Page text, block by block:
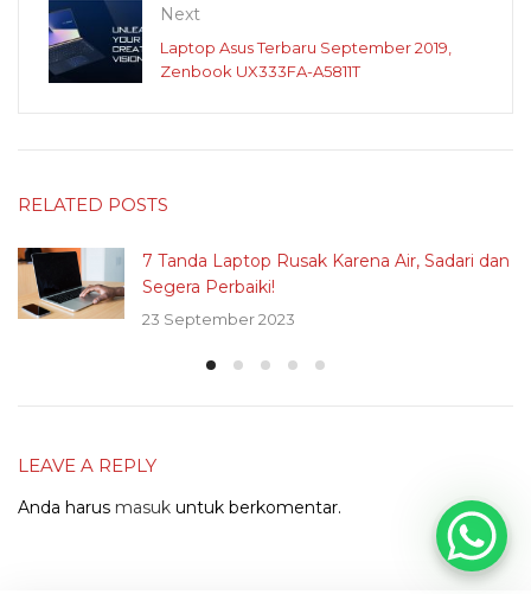
Next
Laptop Asus Terbaru September 2019,
Zenbook UX333FA-A5811T
RELATED POSTS
7 Tanda Laptop Rusak Karena Air, Sadari dan
Segera Perbaiki!
23 September 2023
LEAVE A REPLY
Anda harus masuk untuk berkomentar.